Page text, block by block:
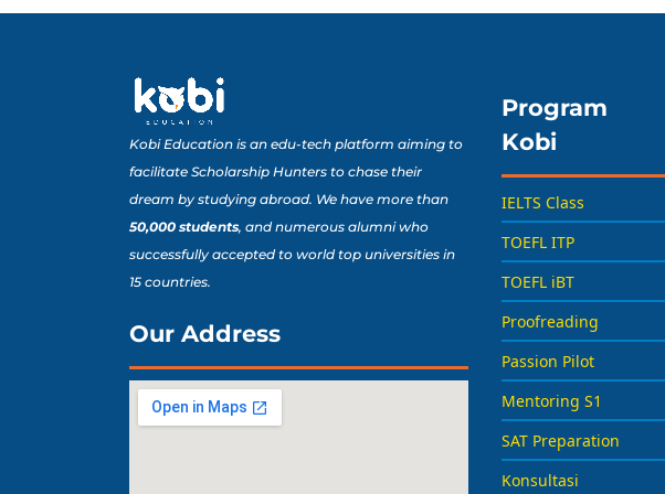
Kobi Education is an edu-tech platform aiming to
facilitate Scholarship Hunters to chase their
dream by studying abroad. We have more than
50,000 students, and numerous alumni who
successfully accepted to world top universities in
15 countries.
Our Address
Program
Kobi
IELTS Class
TOEFL ITP
TOEFL iBT
Proofreading
Passion Pilot
Mentoring S1
SAT Preparation
Konsultasi